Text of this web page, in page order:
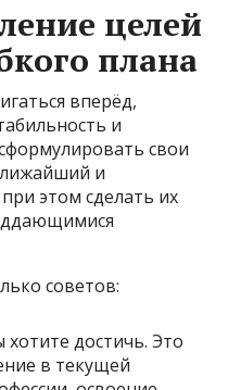
целей
плана
вперёд,
и
свои
и
этом сделать их
советов:
достичь. Это
в текущей